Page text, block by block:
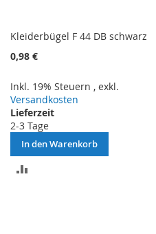
Kleiderbügel F 44 DB schwarz
0,98 €
Inkl. 19% Steuern , exkl.
Versandkosten
Lieferzeit
2-3 Tage
In den Warenkorb